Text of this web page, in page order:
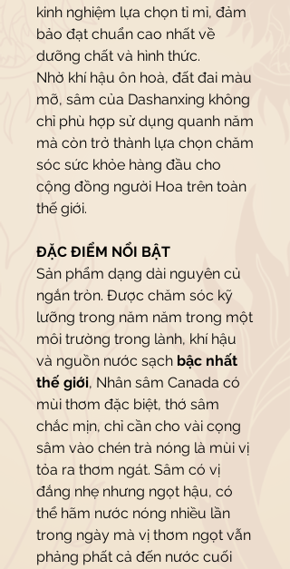
kinh nghiệm lựa chọn tỉ mỉ, đảm
bảo đạt chuẩn cao nhất về
dưỡng chất và hình thức.
Nhờ khí hậu ôn hoà, đất đai màu
mỡ, sâm của Dashanxing không
chỉ phù hợp sử dụng quanh năm
mà còn trở thành lựa chọn chăm
sóc sức khỏe hàng đầu cho
cộng đồng người Hoa trên toàn
thế giới.
ĐẶC ĐIỂM NỔI BẬT
Sản phẩm dạng dài nguyên củ
ngắn tròn. Được chăm sóc kỹ
lưỡng trong năm năm trong một
môi trường trong lành, khí hậu
và nguồn nước sạch bậc nhất
thế giới, Nhân sâm Canada có
mùi thơm đặc biệt, thớ sâm
chắc mịn, chỉ cần cho vài cọng
sâm vào chén trà nóng là mùi vị
tỏa ra thơm ngát. Sâm có vị
đắng nhẹ nhưng ngọt hậu, có
thể hãm nước nóng nhiều lần
trong ngày mà vị thơm ngọt vẫn
phảng phất cả đến nước cuối